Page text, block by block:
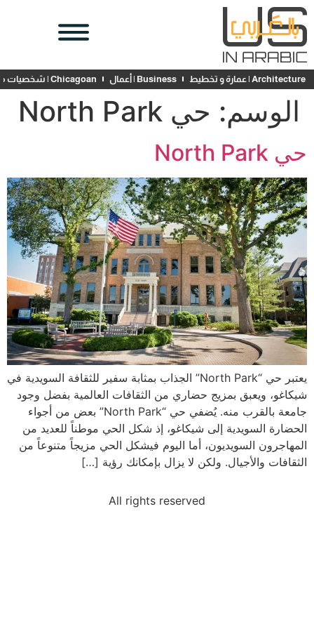
Architecture | عمارة و تخطيط Business | أعمال Chicagoan | شخصيات محلية
الوسم: حي North Park
حي North Park
يعتبر حي “North Park” الجذاب بمثابة سفير للثقافة السويدية في
شيكاغو، ويعبق بمزيج حضاري من الثقافات العالمية بفضل وجود
جامعة بالقرب منه. يُضفي حي “North Park” بعض من أجواء
الحضارة السويدية إلى شيكاغو، إذ شكل الحي موطناً للعديد من
المهاجرون السويديون، أما اليوم فيشكل الحي مزيجاً متنوعاً من
الثقافات والأجيال. ولكن لا يزال بإمكانك رؤية […]
All rights reserved